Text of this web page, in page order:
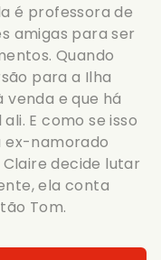
é professora de
amigas para ser
Quando
para a Ilha
venda e que há
E como se isso
ex-namorado
decide lutar
ela conta
Tom.